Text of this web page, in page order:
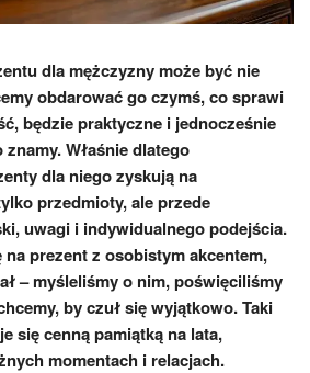
dla mężczyzny może być nie
obdarować go czymś, co sprawi
będzie praktyczne i jednocześnie
Właśnie dlatego
dla niego zyskują na
przedmioty, ale przede
uwagi i indywidualnego podejścia.
prezent z osobistym akcentem,
– myśleliśmy o nim, poświęciliśmy
by czuł się wyjątkowo. Taki
się cenną pamiątką na lata,
momentach i relacjach.